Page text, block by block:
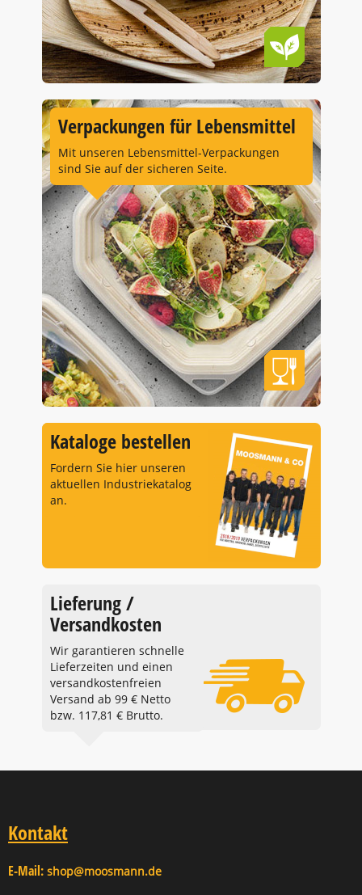
Verpackungen für Lebensmittel
Mit unseren Lebensmittel-Verpackungen
sind Sie auf der sicheren Seite.
Kataloge bestellen
Fordern Sie hier unseren
aktuellen Industriekatalog
an.
Lieferung /
Versandkosten
Wir garantieren schnelle
Lieferzeiten und einen
versandkostenfreien
Versand ab 99 € Netto
bzw. 117,81 € Brutto.
Kontakt
E-Mail: shop@moosmann.de